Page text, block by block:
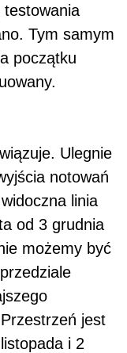
Tym samym
początku
Ulegnie
notowań
linia
od 3 grudnia
możemy być
jest
i 2